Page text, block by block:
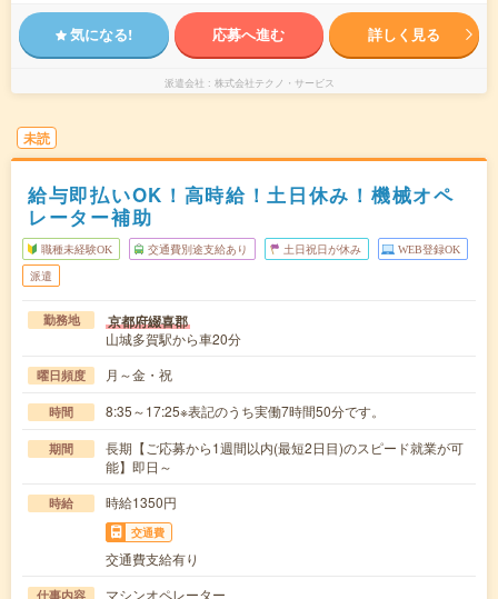
気になる! 応募へ進む 詳しく見る
派遣会社 株式会社テクノ・サービス
未読
給与即払いOK！高時給！土日休み！機械オペ
レーター補助
職種未経験OK 交通費別途支給あり 土日祝日が休み WEB登録OK
派遣
勤務地 京都府綴喜郡
山城多賀駅から車20分
曜日頻度 月～金・祝
時間 8:35～17:25※表記のうち実働7時間50分です。
期間
長期【ご応募から1週間以内(最短2日目)のスピード就業が可
能】即日～
時給 時給1350円
交通費
交通費支給有り
仕事内容 マシンオペレーター